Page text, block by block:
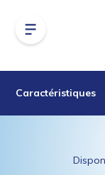
Caractéristiques